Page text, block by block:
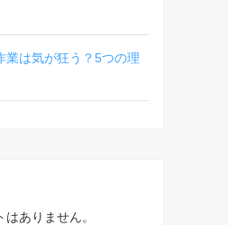
業は気が狂う？5つの理
ありません。